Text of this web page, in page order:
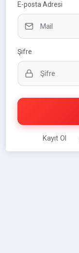
E-posta Adresi
Şifre
Kayıt Ol